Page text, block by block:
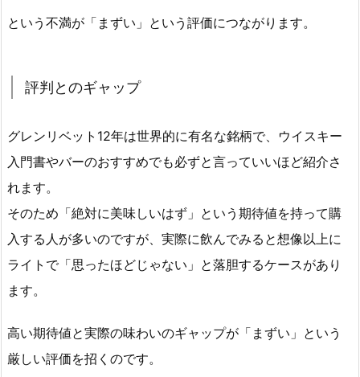
という不満が「まずい」という評価につながります。
評判とのギャップ
グレンリベット12年は世界的に有名な銘柄で、ウイスキー
入門書やバーのおすすめでも必ずと言っていいほど紹介さ
れます。
そのため「絶対に美味しいはず」という期待値を持って購
入する人が多いのですが、実際に飲んでみると想像以上に
ライトで「思ったほどじゃない」と落胆するケースがあり
ます。
高い期待値と実際の味わいのギャップが「まずい」という
厳しい評価を招くのです。